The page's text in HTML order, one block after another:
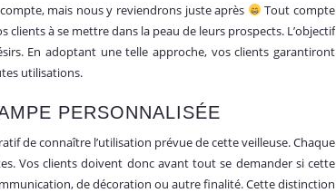
mais nous y reviendrons juste après
Tout compte
clients à se mettre dans la peau de leurs prospects. L’objectif
En adoptant une telle approche, vos clients garantiront
utilisations.
PERSONNALISÉE
de connaître l’utilisation prévue de cette veilleuse. Chaque
Vos clients doivent donc avant tout se demander si cette
de décoration ou autre finalité. Cette distinction